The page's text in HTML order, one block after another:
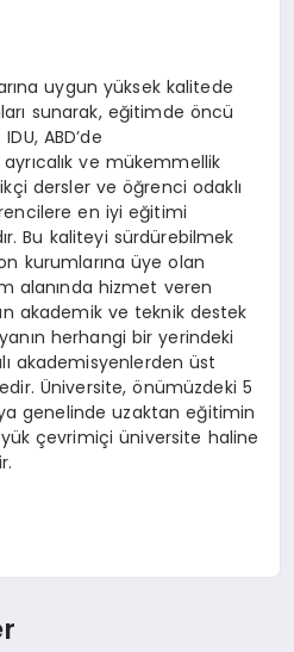
uygun yüksek kalitede
sunarak, eğitimde öncü
ABD’de
ve mükemmellik
dersler ve öğrenci odaklı
en iyi eğitimi
Bu kaliteyi sürdürebilmek
kurumlarına üye olan
alanında hizmet veren
akademik ve teknik destek
herhangi bir yerindeki
akademisyenlerden üst
Üniversite, önümüzdeki 5
genelinde uzaktan eğitimin
çevrimiçi üniversite haline